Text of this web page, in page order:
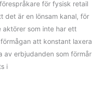
för fysisk retail
det är en lönsam kanal, för
aktörer som inte har ett
att konstant laxera
av erbjudanden som förmår
i